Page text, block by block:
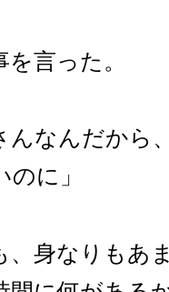
言った。
んなんだから
に」
、身なりもあ